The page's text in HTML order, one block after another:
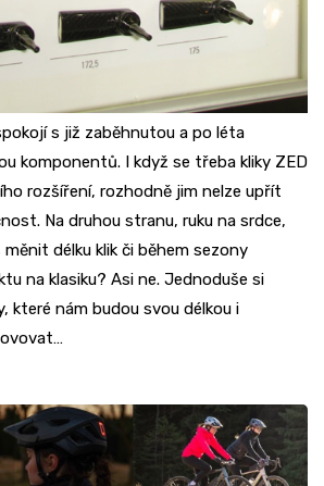
s již zaběhnutou a po léta
komponentů. I když se třeba kliky ZED
rozšíření, rozhodně jim nelze upřít
Na druhou stranu, ruku na srdce,
délku klik či během sezony
na klasiku? Asi ne. Jednoduše si
které nám budou svou délkou i